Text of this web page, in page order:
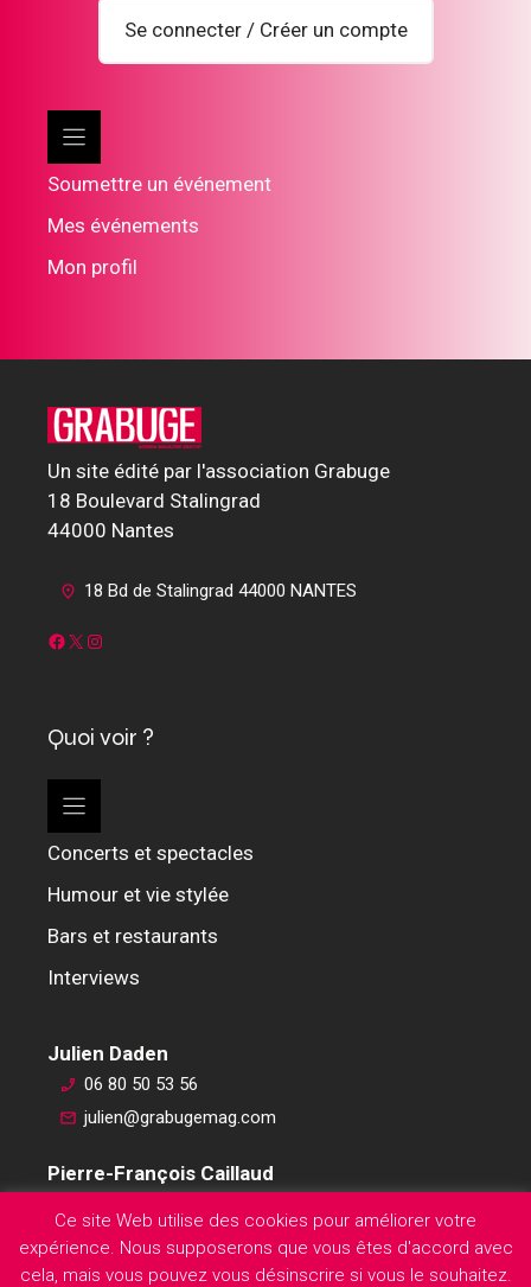
Se connecter / Créer un compte
Soumettre un événement
Mes événements
Mon profil
Un site édité par l'association Grabuge
18 Boulevard Stalingrad
44000 Nantes
18 Bd de Stalingrad 44000 NANTES
Facebook
X Instagram
Quoi voir ?
Concerts et spectacles
Humour et vie stylée
Bars et restaurants
Interviews
Julien Daden
06 80 50 53 56
julien@grabugemag.com
Pierre-François Caillaud
pierre-francois@grabugemag.com
Mentions légales
Ce site Web utilise des cookies pour améliorer votre
expérience. Nous supposerons que vous êtes d'accord avec
cela, mais vous pouvez vous désinscrire si vous le souhaitez.